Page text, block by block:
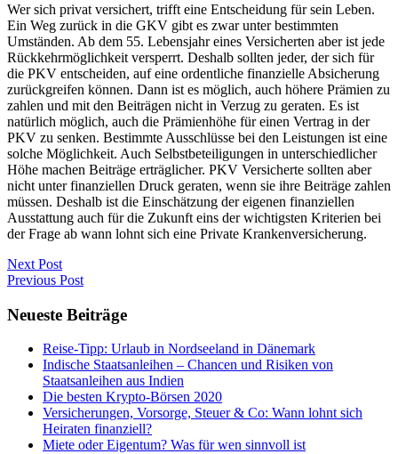
Wer sich privat versichert, trifft eine Entscheidung für sein Leben.
Ein Weg zurück in die GKV gibt es zwar unter bestimmten
Umständen. Ab dem 55. Lebensjahr eines Versicherten aber ist jede
Rückkehrmöglichkeit versperrt. Deshalb sollten jeder, der sich für
die PKV entscheiden, auf eine ordentliche finanzielle Absicherung
zurückgreifen können. Dann ist es möglich, auch höhere Prämien zu
zahlen und mit den Beiträgen nicht in Verzug zu geraten. Es ist
natürlich möglich, auch die Prämienhöhe für einen Vertrag in der
PKV zu senken. Bestimmte Ausschlüsse bei den Leistungen ist eine
solche Möglichkeit. Auch Selbstbeteiligungen in unterschiedlicher
Höhe machen Beiträge erträglicher. PKV Versicherte sollten aber
nicht unter finanziellen Druck geraten, wenn sie ihre Beiträge zahlen
müssen. Deshalb ist die Einschätzung der eigenen finanziellen
Ausstattung auch für die Zukunft eins der wichtigsten Kriterien bei
der Frage ab wann lohnt sich eine Private Krankenversicherung.
Next Post
Previous Post
Neueste Beiträge
Reise-Tipp: Urlaub in Nordseeland in Dänemark
Indische Staatsanleihen – Chancen und Risiken von
Staatsanleihen aus Indien
Die besten Krypto-Börsen 2020
Versicherungen, Vorsorge, Steuer & Co: Wann lohnt sich
Heiraten finanziell?
Miete oder Eigentum? Was für wen sinnvoll ist